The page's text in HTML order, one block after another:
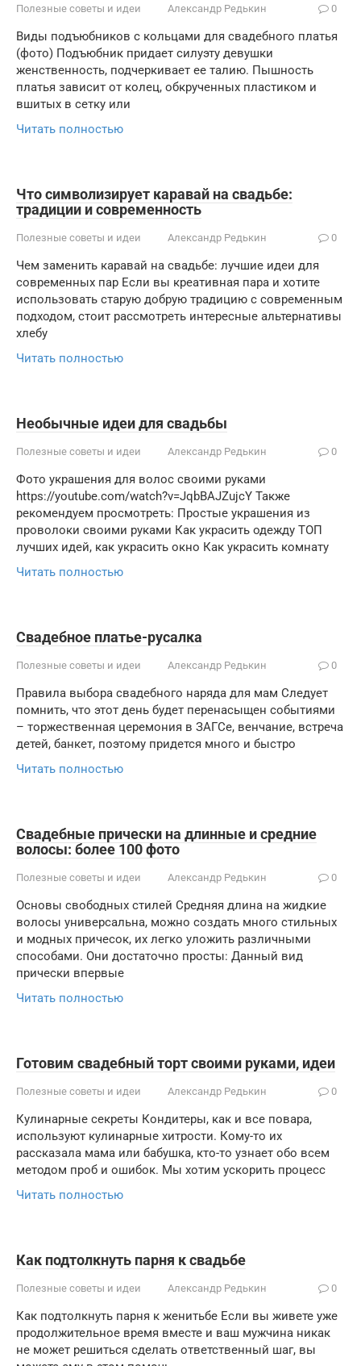
Полезные советы и идеи Александр Редькин 0
Виды подъюбников с кольцами для свадебного платья
(фото) Подъюбник придает силуэту девушки
женственность, подчеркивает ее талию. Пышность
платья зависит от колец, обкрученных пластиком и
вшитых в сетку или
Читать полностью
Что символизирует каравай на свадьбе:
традиции и современность
Полезные советы и идеи Александр Редькин 0
Чем заменить каравай на свадьбе: лучшие идеи для
современных пар Если вы креативная пара и хотите
использовать старую добрую традицию с современным
подходом, стоит рассмотреть интересные альтернативы
хлебу
Читать полностью
Необычные идеи для свадьбы
Полезные советы и идеи Александр Редькин 0
Фото украшения для волос своими руками
https://youtube.com/watch?v=JqbBAJZujcY Также
рекомендуем просмотреть: Простые украшения из
проволоки своими руками Как украсить одежду ТОП
лучших идей, как украсить окно Как украсить комнату
Читать полностью
Свадебное платье-русалка
Полезные советы и идеи Александр Редькин 0
Правила выбора свадебного наряда для мам Следует
помнить, что этот день будет перенасыщен событиями
– торжественная церемония в ЗАГСе, венчание, встреча
детей, банкет, поэтому придется много и быстро
Читать полностью
Свадебные прически на длинные и средние
волосы: более 100 фото
Полезные советы и идеи Александр Редькин 0
Основы свободных стилей Средняя длина на жидкие
волосы универсальна, можно создать много стильных
и модных причесок, их легко уложить различными
способами. Они достаточно просты: Данный вид
прически впервые
Читать полностью
Готовим свадебный торт своими руками, идеи
Полезные советы и идеи Александр Редькин 0
Кулинарные секреты Кондитеры, как и все повара,
используют кулинарные хитрости. Кому-то их
рассказала мама или бабушка, кто-то узнает обо всем
методом проб и ошибок. Мы хотим ускорить процесс
Читать полностью
Как подтолкнуть парня к свадьбе
Полезные советы и идеи Александр Редькин 0
Как подтолкнуть парня к женитьбе Если вы живете уже
продолжительное время вместе и ваш мужчина никак
не может решиться сделать ответственный шаг, вы